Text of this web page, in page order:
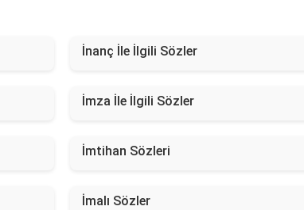
İnanç İle İlgili Sözler
İmza İle İlgili Sözler
İmtihan Sözleri
İmalı Sözler